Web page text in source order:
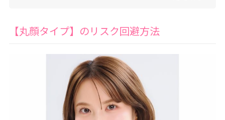
【丸顔タイプ】のリスク回避方法